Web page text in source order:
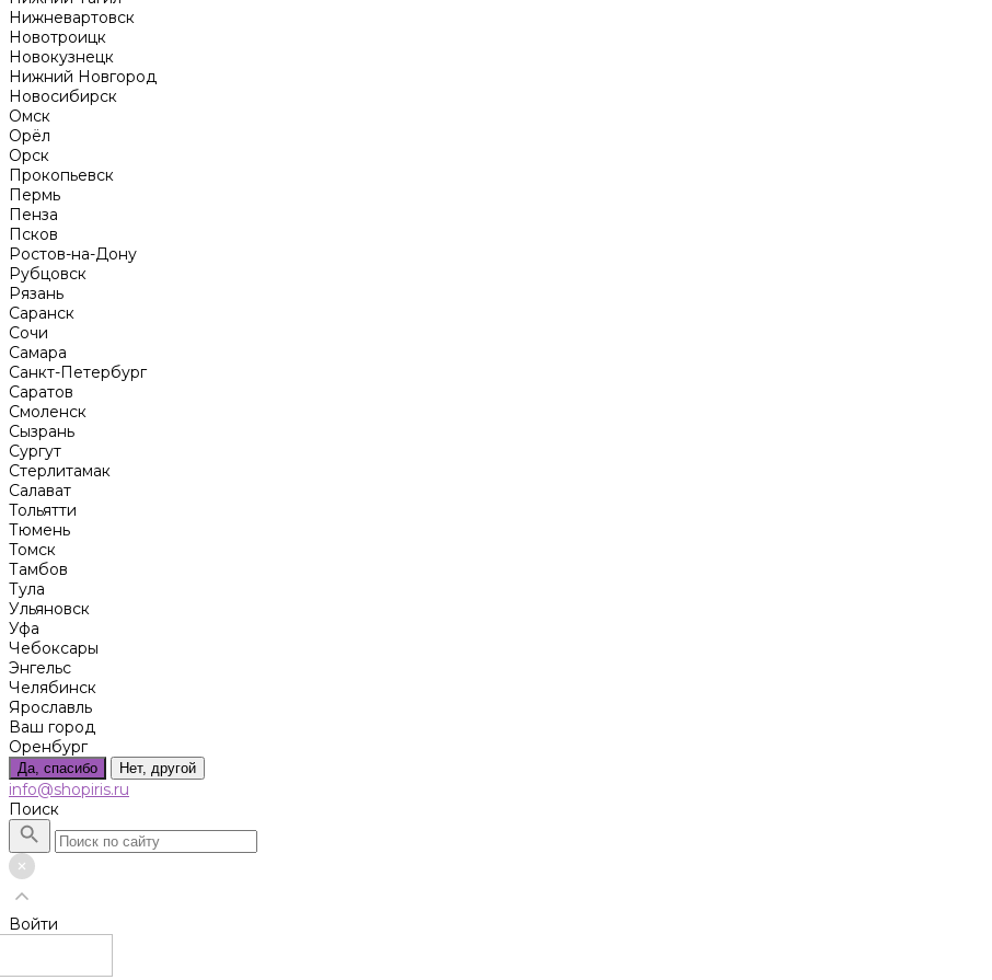
Нижневартовск
Новотроицк
Новокузнецк
Нижний Новгород
Новосибирск
Омск
Орёл
Орск
Прокопьевск
Пермь
Пенза
Псков
Ростов-на-Дону
Рубцовск
Рязань
Саранск
Сочи
Самара
Санкт-Петербург
Саратов
Смоленск
Сызрань
Сургут
Стерлитамак
Салават
Тольятти
Тюмень
Томск
Тамбов
Тула
Ульяновск
Уфа
Чебоксары
Энгельс
Челябинск
Ярославль
Ваш город
Оренбург
Да, спасибо Нет, другой
info@shopiris.ru
Поиск
Войти